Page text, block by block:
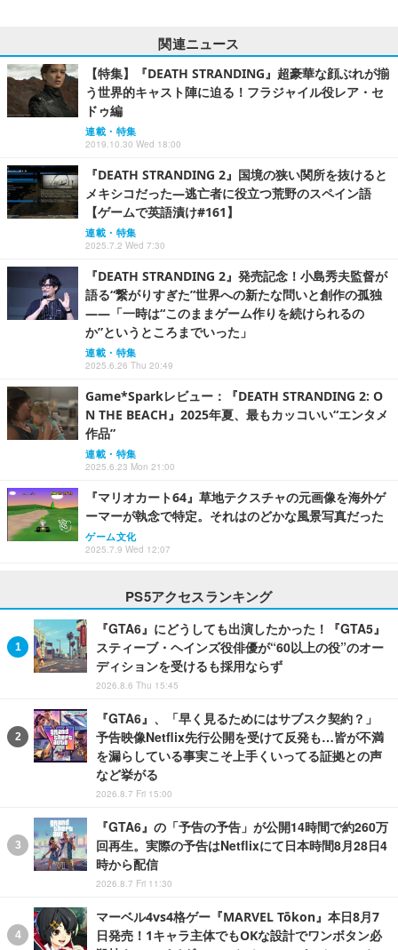
関連ニュース
【特集】『DEATH STRANDING』超豪華な顔ぶれが揃
う世界的キャスト陣に迫る！フラジャイル役レア・セ
ドゥ編
連載・特集
2019.10.30 Wed 18:00
『DEATH STRANDING 2』国境の狭い関所を抜けると
メキシコだった―逃亡者に役立つ荒野のスペイン語
【ゲームで英語漬け#161】
連載・特集
2025.7.2 Wed 7:30
『DEATH STRANDING 2』発売記念！小島秀夫監督が
語る“繋がりすぎた”世界への新たな問いと創作の孤独
――「一時は“このままゲーム作りを続けられるの
か”というところまでいった」
連載・特集
2025.6.26 Thu 20:49
Game*Sparkレビュー：『DEATH STRANDING 2: O
N THE BEACH』2025年夏、最もカッコいい“エンタメ
作品”
連載・特集
2025.6.23 Mon 21:00
『マリオカート64』草地テクスチャの元画像を海外ゲ
ーマーが執念で特定。それはのどかな風景写真だった
ゲーム文化
2025.7.9 Wed 12:07
PS5アクセスランキング
『GTA6』にどうしても出演したかった！『GTA5』
スティーブ・ヘインズ役俳優が“60以上の役”のオー
ディションを受けるも採用ならず
2026.8.6 Thu 15:45
『GTA6』、「早く見るためにはサブスク契約？」
予告映像Netflix先行公開を受けて反発も…皆が不満
を漏らしている事実こそ上手くいってる証拠との声
など挙がる
2026.8.7 Fri 15:00
『GTA6』の「予告の予告」が公開14時間で約260万
回再生。実際の予告はNetflixにて日本時間8月28日4
時から配信
2026.8.7 Fri 11:30
マーベル4vs4格ゲー『MARVEL Tōkon』本日8月7
日発売！1キャラ主体でもOKな設計でワンボタン必